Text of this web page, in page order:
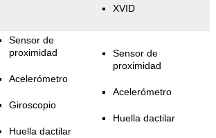
XVID
Sensor de
proximidad
Acelerómetro
Giroscopio
Huella dactilar
Sensor de
proximidad
Acelerómetro
Huella dactilar